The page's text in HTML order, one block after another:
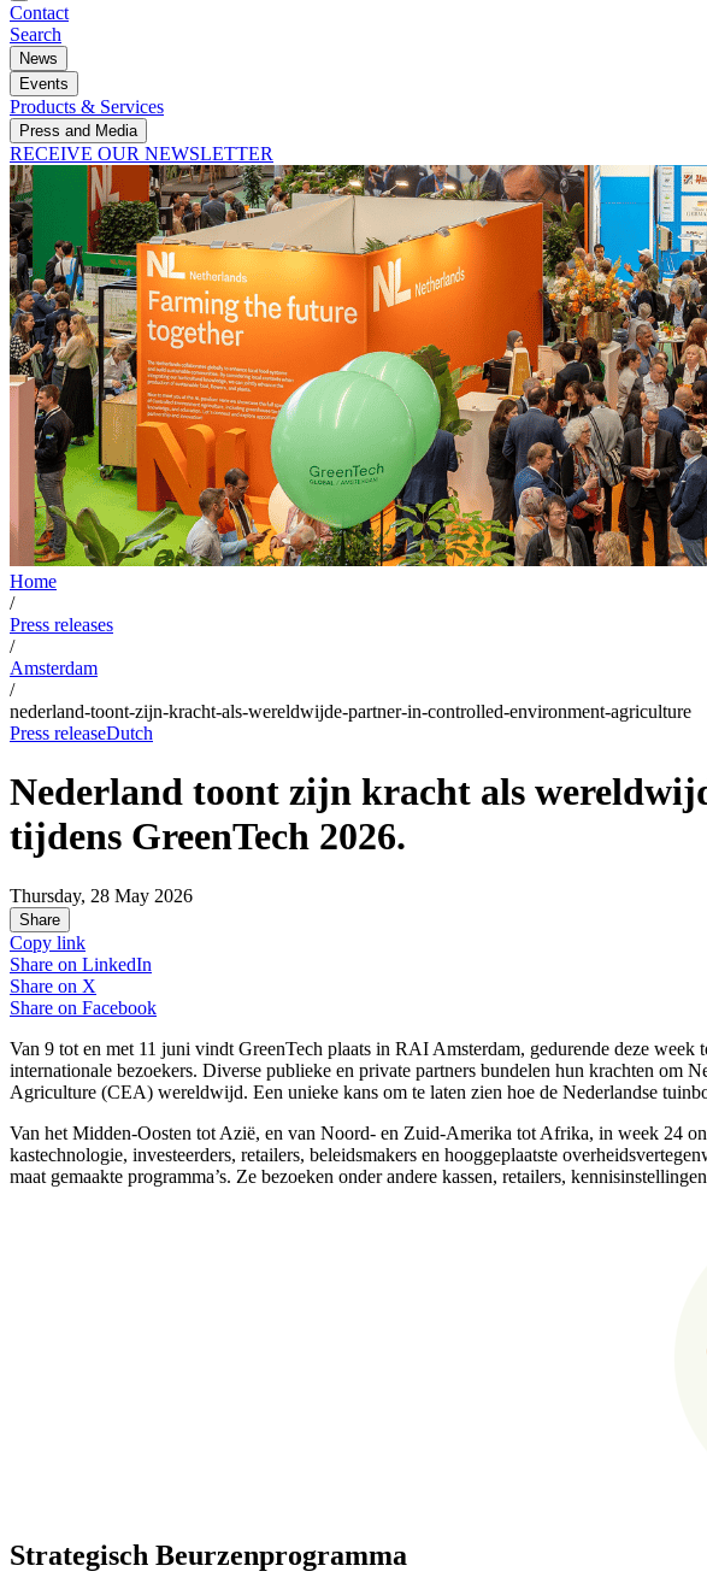
Contact
Search
News
Events
Products & Services
Press and Media
RECEIVE OUR NEWSLETTER
Home
/
Press releases
/
Amsterdam
/
nederland-toont-zijn-kracht-als-wereldwijde-partner-in-controlled-environment-agriculture
Press releaseDutch
Nederland toont zijn kracht als
tijdens GreenTech 2026.
Thursday, 28 May 2026
Share
Copy link
Share on LinkedIn
Share on X
Share on Facebook
Van 9 tot en met 11 juni vindt GreenTech plaats in RAI Amsterdam, gedurende deze
internationale bezoekers. Diverse publieke en private partners bundelen hun krachten om
Agriculture (CEA) wereldwijd. Een unieke kans om te laten zien hoe de Nederlandse
Van het Midden-Oosten tot Azië, en van Noord- en Zuid-Amerika tot Afrika, in week 24
kastechnologie, investeerders, retailers, beleidsmakers en hooggeplaatste
maat gemaakte programma’s. Ze bezoeken onder andere kassen, retailers,
Strategisch Beurzenprogramma